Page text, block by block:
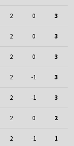
2 0 3
2 0 3
2 0 3
2 -1 3
2 -1 3
2 0 2
2 -1 1